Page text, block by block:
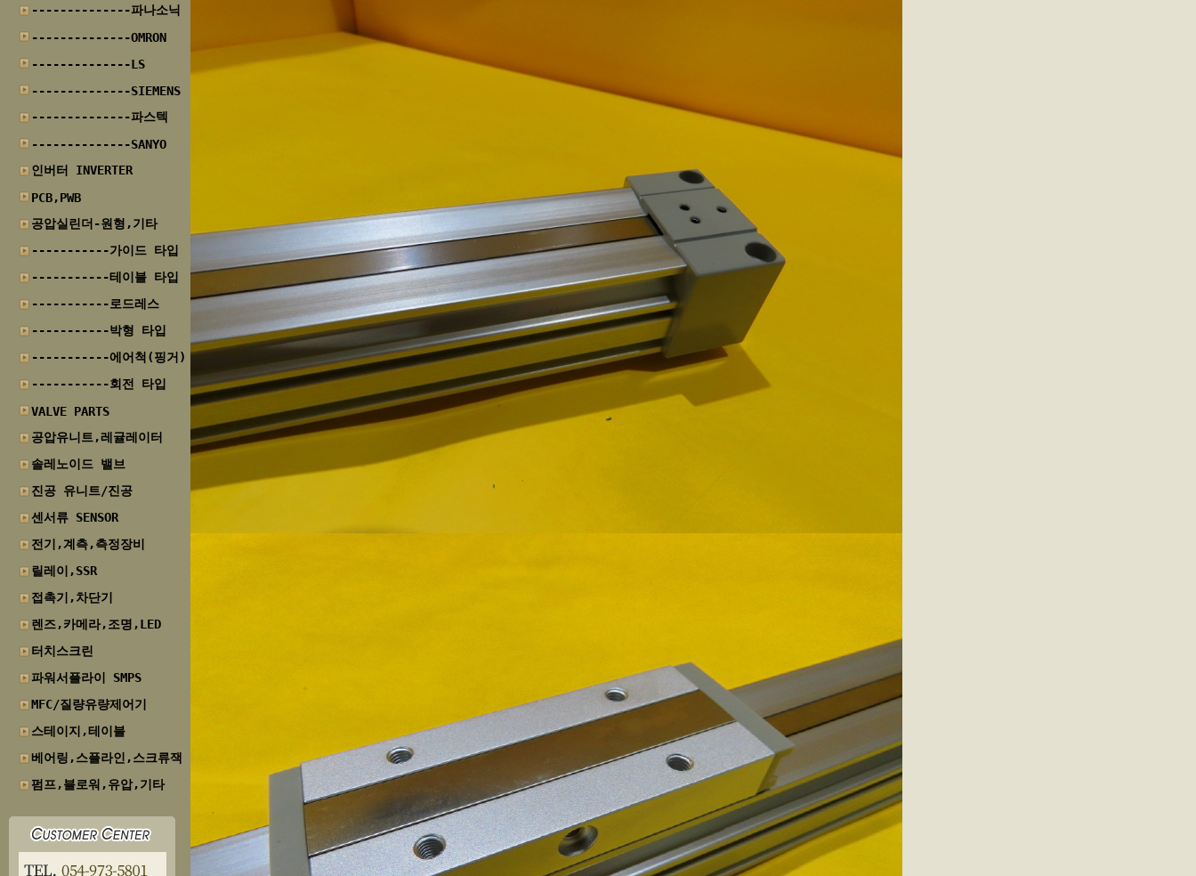
--------------파나소닉
--------------OMRON
--------------LS
--------------SIEMENS
--------------파스텍
--------------SANYO
인버터 INVERTER
PCB,PWB
공압실린더-원형,기타
-----------가이드 타입
-----------테이블 타입
-----------로드레스
-----------박형 타입
-----------에어척(핑거)
-----------회전 타입
VALVE PARTS
공압유니트,레귤레이터
솔레노이드 밸브
진공 유니트/진공
센서류 SENSOR
전기,계측,측정장비
릴레이,SSR
접촉기,차단기
렌즈,카메라,조명,LED
터치스크린
파워서플라이 SMPS
MFC/질량유량제어기
스테이지,테이블
베어링,스플라인,스크류잭
펌프,블로워,유압,기타